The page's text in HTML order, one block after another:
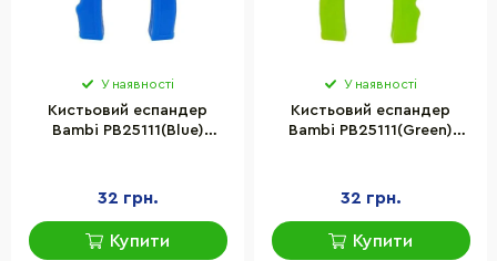
У наявності
Кистьовий еспандер
Bambi PB25111(Blue)
32 грн.
Купити
У наявності
Кистьовий еспандер
Bambi PB25111(Green)
32 грн.
Купити